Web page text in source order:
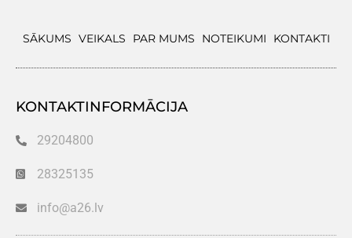
SĀKUMS VEIKALS PAR MUMS NOTEIKUMI KONTAKTI
KONTAKTINFORMĀCIJA
29204800
28325135
info@a26.lv